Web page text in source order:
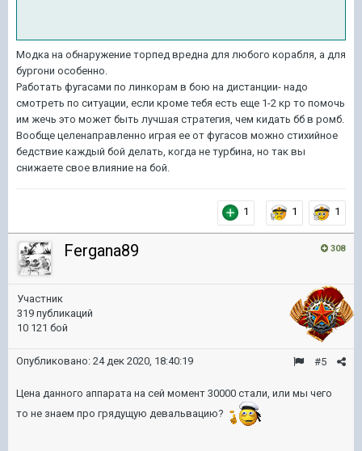
Модка на обнаружение торпед вредна для любого корабля, а для
бургони особенно.
Работать фугасами по линкорам в бою на дистанции- надо
смотреть по ситуации, если кроме тебя есть еще 1-2 кр то помочь
им жечь это может быть лучшая стратегия, чем кидать бб в ромб.
Вообще целенаправленно играя ее от фугасов можно стихийное
бедствие каждый бой делать, когда не турбина, но так вы
снижаете свое влияние на бой.
1 1 1
308
Fergana89
Участник
319 публикаций
10 121 бой
#5
Опубликовано: 24 дек 2020, 18:40:19
Цена данного аппарата на сей момент 30000 стали, или мы чего
то не знаем про грядущую девальвацию?